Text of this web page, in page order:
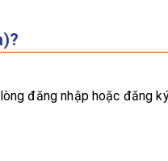
đăng nhập hoặc đăng